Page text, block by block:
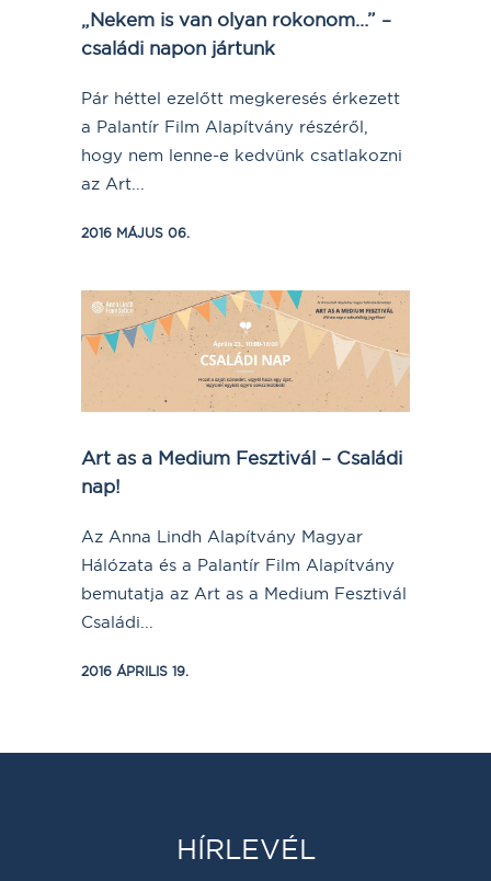
„Nekem is van olyan rokonom…” –
családi napon jártunk
Pár héttel ezelőtt megkeresés érkezett
a Palantír Film Alapítvány részéről,
hogy nem lenne-e kedvünk csatlakozni
az Art...
2016 MÁJUS 06.
Art as a Medium Fesztivál – Családi
nap!
Az Anna Lindh Alapítvány Magyar
Hálózata és a Palantír Film Alapítvány
bemutatja az Art as a Medium Fesztivál
Családi...
2016 ÁPRILIS 19.
HÍRLEVÉL